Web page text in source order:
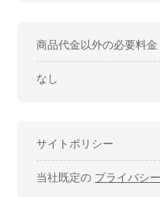
商品代金以外の必要料金
なし
サイトポリシー
当社既定の プライバシ